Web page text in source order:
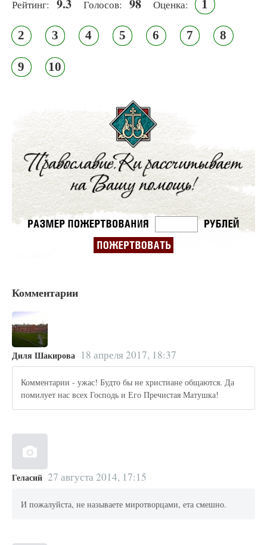
Рейтинг: 9.3 Голосов: 98 Оценка: 1
2 3 4 5 6 7 8
9 10
Комментарии
Диля Шакирова 18 апреля 2017, 18:37
Комментарии - ужас! Будто бы не христиане общаются. Да
помилует нас всех Господь и Его Пречистая Матушка!
Геласий 27 августа 2014, 17:15
И пожалуйста, не называете миротворцами, ета смешно.